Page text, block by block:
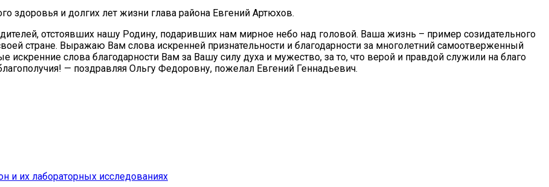
здоровья и долгих лет жизни глава района Евгений Артюхов.
отстоявших нашу Родину, подаривших нам мирное небо над головой. Ваша жизнь – пример созидательного
стране. Выражаю Вам слова искренней признательности и благодарности за многолетний самоотверженный
искренние слова благодарности Вам за Вашу силу духа и мужество, за то, что верой и правдой служили на благо
— поздравляя Ольгу Федоровну, пожелал Евгений Геннадьевич.
и их лабораторных исследованиях